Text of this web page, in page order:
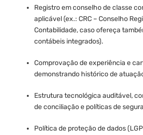
Registro em conselho de classe
aplicável (ex.: CRC – Conselho
Contabilidade, caso ofereça
contábeis integrados).
Comprovação de experiência e
demonstrando histórico de
Estrutura tecnológica auditável,
de conciliação e políticas de
Política de proteção de dados